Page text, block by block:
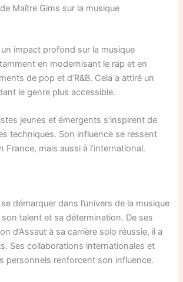
Maître Gims sur la musique
impact profond sur la musique
en modernisant le rap et en
de pop et d’R&B. Cela a attiré un
le genre plus accessible.
jeunes et émergents s’inspirent de
techniques. Son influence se ressent
France, mais aussi à l’international.
démarquer dans l’univers de la musique
talent et sa détermination. De ses
d’Assaut à sa carrière solo réussie, il a
Ses collaborations internationales et
personnels renforcent son influence.